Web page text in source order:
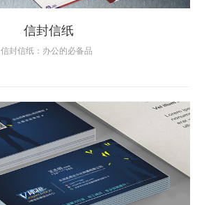
信封信纸
信封信纸：办公的必备品